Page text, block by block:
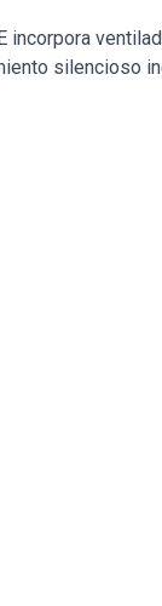
incorpora
silencioso